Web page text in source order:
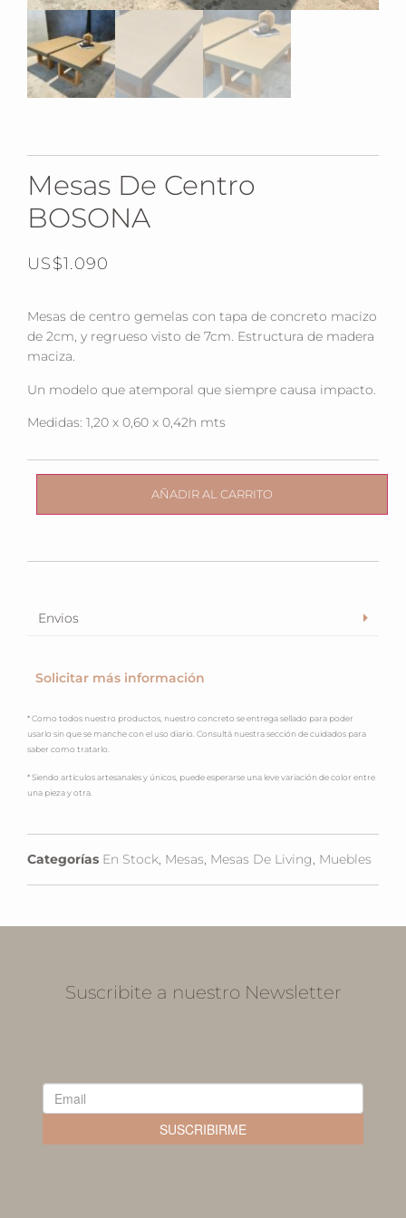
Mesas De Centro
BOSONA
US$1.090
Mesas de centro gemelas con tapa de concreto macizo
de 2cm, y regrueso visto de 7cm. Estructura de madera
maciza.
Un modelo que atemporal que siempre causa impacto.
Medidas: 1,20 x 0,60 x 0,42h mts
AÑADIR AL CARRITO
Envios
Solicitar más información
* Como todos nuestro productos, nuestro concreto se entrega sellado para poder
usarlo sin que se manche con el uso diario. Consultá nuestra sección de cuidados para
saber como tratarlo.
* Siendo artículos artesanales y únicos, puede esperarse una leve variación de color entre
una pieza y otra.
Categorías En Stock, Mesas, Mesas De Living, Muebles
Suscribite a nuestro Newsletter